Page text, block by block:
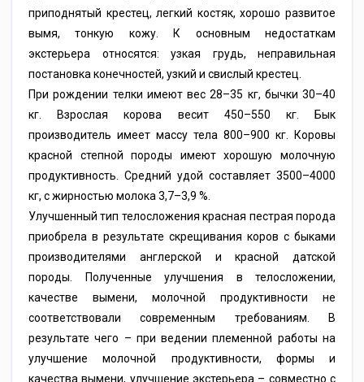
приподнятый крестец, легкий костяк, хорошо развитое
вымя, тонкую кожу. К основным недостаткам
экстерьера относятся: узкая грудь, неправильная
постановка конечностей, узкий и свислый крестец.
При рождении телки имеют вес 28–35 кг, бычки 30–40
кг. Взрослая корова весит 450–550 кг. Бык
производитель имеет массу тела 800–900 кг. Коровы
красной степной породы имеют хорошую молочную
продуктивность. Средний удой составляет 3500–4000
кг, с жирностью молока 3,7–3,9 %.
Улучшенный тип телосложения красная пестрая порода
приобрела в результате скрещивания коров с быками
производителями англерской и красной датской
породы. Полученные улучшения в телосложении,
качестве вымени, молочной продуктивности не
соответствовали современным требованиям. В
результате чего – при ведении племенной работы на
улучшение молочной продуктивности, формы и
качества вымени, улучшение экстерьера – совместно с